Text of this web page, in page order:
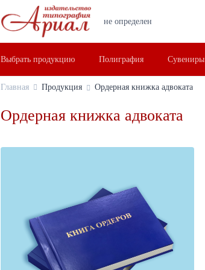
не определен
Выбрать продукцию Полиграфия Сувениры
Главная Продукция Ордерная книжка адвоката
Ордерная книжка адвоката